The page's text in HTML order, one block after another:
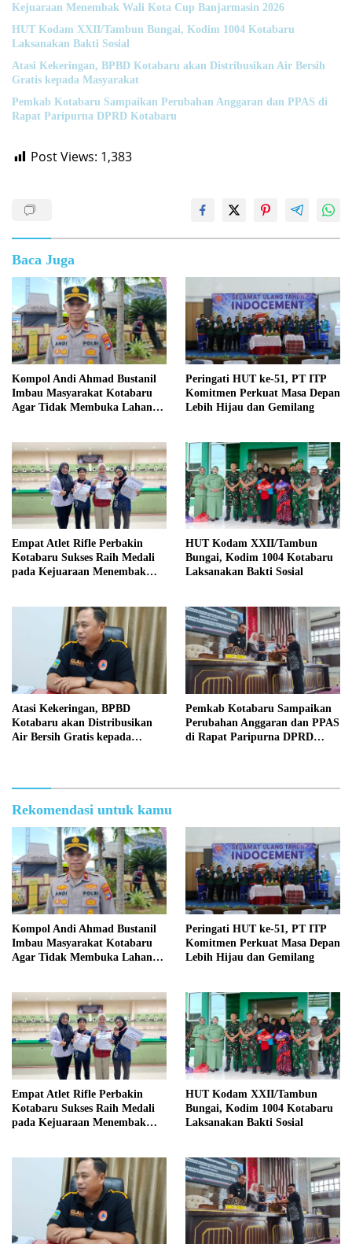
Kejuaraan Menembak Wali Kota Cup Banjarmasin 2026
HUT Kodam XXII/Tambun Bungai, Kodim 1004 Kotabaru
Laksanakan Bakti Sosial
Atasi Kekeringan, BPBD Kotabaru akan Distribusikan Air Bersih
Gratis kepada Masyarakat
Pemkab Kotabaru Sampaikan Perubahan Anggaran dan PPAS di
Rapat Paripurna DPRD Kotabaru
Post Views: 1,383
Baca Juga
Kompol Andi Ahmad Bustanil
Imbau Masyarakat Kotabaru
Agar Tidak Membuka Lahan
Peringati HUT ke-51, PT ITP
Komitmen Perkuat Masa Depan
Lebih Hijau dan Gemilang
Empat Atlet Rifle Perbakin
Kotabaru Sukses Raih Medali
pada Kejuaraan Menembak
HUT Kodam XXII/Tambun
Bungai, Kodim 1004 Kotabaru
Laksanakan Bakti Sosial
Atasi Kekeringan, BPBD
Kotabaru akan Distribusikan
Air Bersih Gratis kepada
Pemkab Kotabaru Sampaikan
Perubahan Anggaran dan PPAS
di Rapat Paripurna DPRD
Rekomendasi untuk kamu
Kompol Andi Ahmad Bustanil
Imbau Masyarakat Kotabaru
Agar Tidak Membuka Lahan
Peringati HUT ke-51, PT ITP
Komitmen Perkuat Masa Depan
Lebih Hijau dan Gemilang
Empat Atlet Rifle Perbakin
Kotabaru Sukses Raih Medali
pada Kejuaraan Menembak
HUT Kodam XXII/Tambun
Bungai, Kodim 1004 Kotabaru
Laksanakan Bakti Sosial